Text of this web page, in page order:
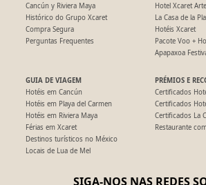
Cancún y Riviera Maya
Histórico do Grupo Xcaret
Compra Segura
Perguntas Frequentes
Hotel Xcaret Arte
La Casa de la
Hotéis Xcaret
Pacote Voo +
Apapaxoa
GUIA DE VIAGEM
Hotéis em Cancún
Hotéis em Playa del Carmen
Hotéis em Riviera Maya
Férias em Xcaret
Destinos turísticos no México
Locais de Lua de Mel
PRÉMIOS E
Certificados
Certificados
Certificados La
Restaurante
SIGA-NOS NAS REDES